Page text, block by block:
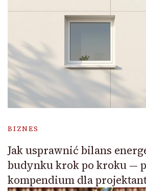
BIZNES
Jak usprawnić bilans
budynku krok po kroku —
kompendium dla